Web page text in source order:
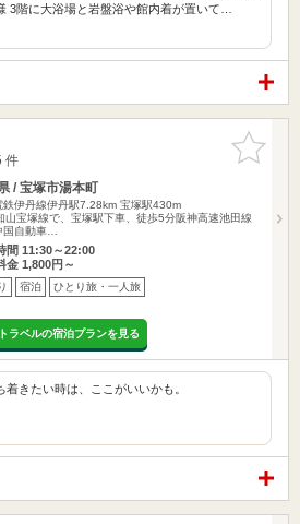
3階に大浴場と岩盤浴や館内着が置いて…
お気に入
りに追加
件
/ 宝塚市湯本町
鉄伊丹線伊丹駅7.28km 宝塚駅430m
山宝塚線で、宝塚駅下車、徒歩5分阪神高速池田線
国自動車…
間 11:30～22:00
金 1,800円～
宿泊 ひとり旅・一人旅
ラベルの宿泊プランを見る
着きたい時は、ここがいいかも。